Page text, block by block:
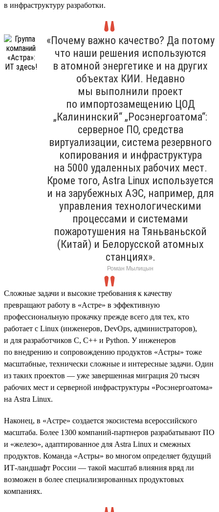
в инфраструктуру разработки.
«Почему важно качество? Да потому
что наши решения используются
в атомной энергетике и на других
объектах КИИ. Недавно
мы выполнили проект
по импортозамещению ЦОД
„Калининский“ „Росэнергоатома“:
серверное ПО, средства
виртуализации, система резервного
копирования и инфраструктура
на 5000 удаленных рабочих мест.
Кроме того, Astra Linux используется
и на зарубежных АЭС, например, для
управления технологическими
процессами и системами
пожаротушения на Тяньваньской
(Китай) и Белорусской атомных
станциях».
Роман Мылицын
Сложные задачи и высокие требования к качеству
превращают работу в «Астре» в эффективную
профессиональную прокачку прежде всего для тех, кто
работает с Linux (инженеров, DevOps, администраторов),
и для разработчиков C, C++ и Python. У инженеров
по внедрению и сопровождению продуктов «Астры» тоже
масштабные, технически сложные и интересные задачи. Один
из таких проектов — уже завершенная миграция 20 тысяч
рабочих мест и серверной инфраструктуры «Росэнергоатома»
на Astra Linux.
Наконец, в «Астре» создается экосистема всероссийского
масштаба. Более 1300 компаний-партнеров разрабатывают ПО
и «железо», адаптированное для Astra Linux и смежных
продуктов. Команда «Астры» во многом определяет будущий
ИТ-ландшафт России — такой масштаб влияния вряд ли
возможен в более специализированных продуктовых
компаниях.